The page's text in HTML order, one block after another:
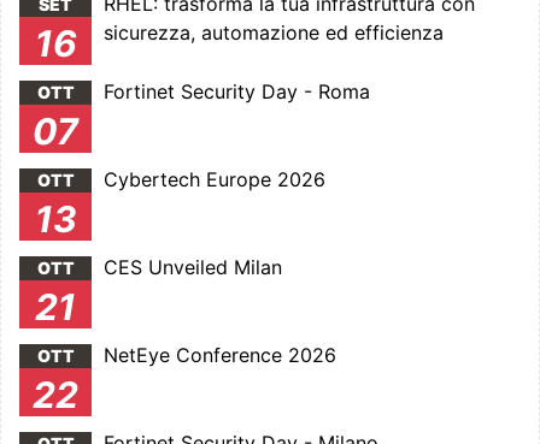
SET
16
sicurezza, automazione ed efficienza
OTT
07
Fortinet Security Day - Roma
OTT
13
Cybertech Europe 2026
OTT
21
CES Unveiled Milan
OTT
22
NetEye Conference 2026